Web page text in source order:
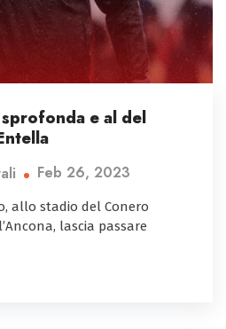
sprofonda e al del
Feb 26, 2023
allo stadio del Conero
lascia passare